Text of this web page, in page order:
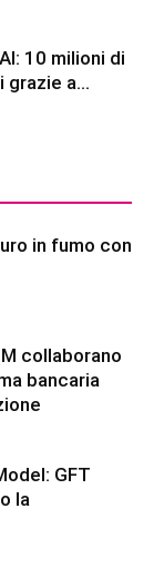
10 milioni di
grazie a...
in fumo con
collaborano
bancaria
GFT
la